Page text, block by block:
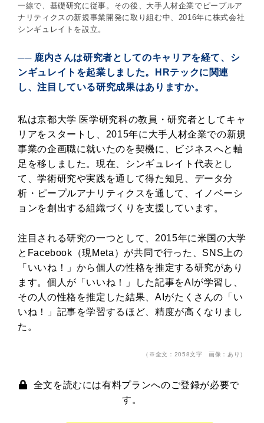
一線で、基礎研究に従事。その後、大手人材企業でピープルア
ナリティクスの新規事業開発に取り組む中、2016年に株式会社
シンギュレイトを設立。
── 鹿内さんは研究者としてのキャリアを経て、シ
ンギュレイトを起業しました。HRテックに関連
し、注目している研究成果はありますか。
私は京都大学 医学研究科の教員・研究者としてキャ
リアをスタートし、2015年に大手人材企業での新規
事業の企画職に就いたのを契機に、ビジネスへと軸
足を移しました。現在、シンギュレイト代表とし
て、学術研究や実践を通して得た知見、データ分
析・ピープルアナリティクスを通して、イノベーシ
ョンを創出する組織づくりを支援しています。
注目される研究の一つとして、2015年に米国の大学
とFacebook（現Meta）が共同で行った、SNS上の
「いいね！」から個人の性格を推定する研究があり
ます。個人が「いいね！」した記事をAIが学習し、
その人の性格を推定した結果、AIがたくさんの「い
いね！」記事を学習するほど、精度が高くなりまし
た。
（※全文：2058文字 画像：あり）
全文を読むには有料プランへのご登録が必要で
す。